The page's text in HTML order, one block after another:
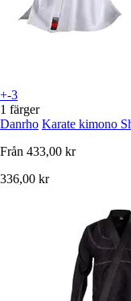
+-3
1 färger
Danrho Karate kimono
Från 433,00 kr
336,00 kr